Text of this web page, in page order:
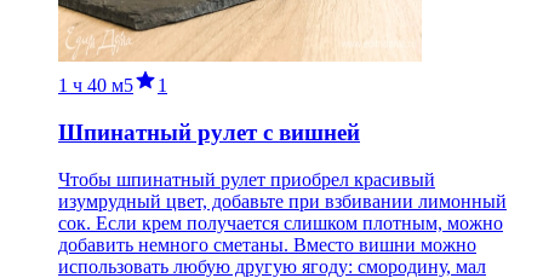
1 ч 40 м5 1
Шпинатный рулет с вишней
Чтобы шпинатный рулет приобрел красивый
изумрудный цвет, добавьте при взбивании лимонный
сок. Если крем получается слишком плотным, можно
добавить немного сметаны. Вместо вишни можно
использовать любую другую ягоду: смородину, мал